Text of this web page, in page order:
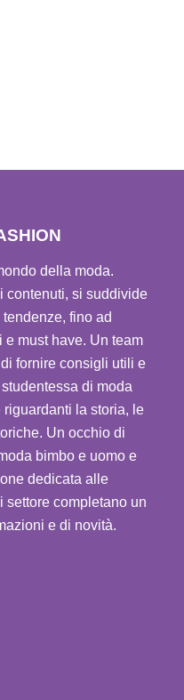
della moda.
contenuti, si suddivide
fino ad
must have. Un team
fornire consigli utili e
di moda
la storia, le
Un occhio di
bimbo e uomo e
dedicata alle
settore completano un
e di novità.